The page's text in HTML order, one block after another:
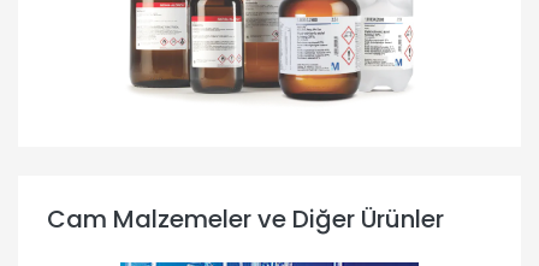
Cam Malzemeler ve Diğer Ürünler